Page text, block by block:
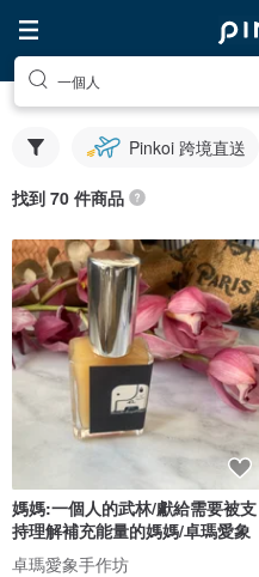
一個人
Pinkoi 跨境直送
找到 70 件商品
媽媽:一個人的武林/獻給需要被支
持理解補充能量的媽媽/卓瑪愛象
卓瑪愛象手作坊